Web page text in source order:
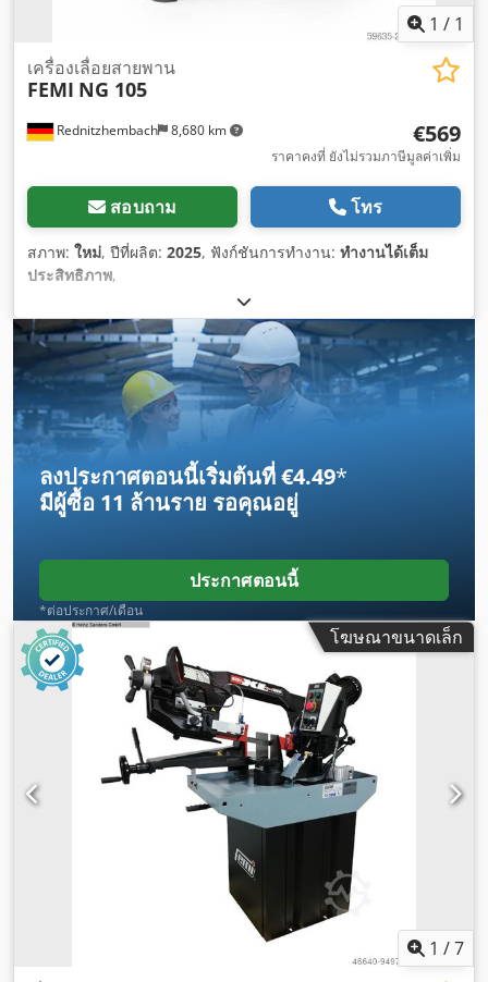
1 / 1
Rednitzhembach 8,680 km
เครื่องเลื่อยสายพาน
FEMI NG 105
€569
ราคาคงที่ ยังไม่รวมภาษีมูลค่าเพิ่ม
สอบถาม โทร
สภาพ: ใหม่, ปีที่ผลิต: 2025, ฟังก์ชันการทำงาน: ทำงานได้เต็ม
ประสิทธิภาพ,
ลงประกาศตอนนี้เริ่มต้นที่ €4.49*
มีผู้ซื้อ 11 ล้านราย รอคุณอยู่
ประกาศตอนนี้
*ต่อประกาศ/เดือน
โฆษณาขนาดเล็ก
1 /7